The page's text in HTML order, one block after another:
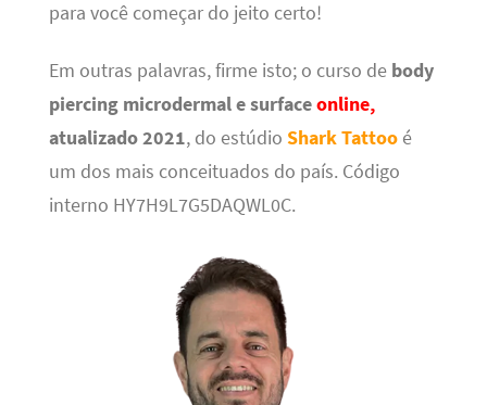
para você começar do jeito certo!
Em outras palavras, firme isto; o curso de body
piercing microdermal e surfaceonline,
atualizado 2021, do estúdio Shark Tattooé
um dos mais conceituados do país. Código
interno HY7H9L7G5DAQWL0C.